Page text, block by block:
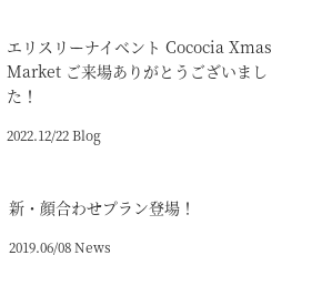
エリスリーナイベント Cococia Xmas
Market ご来場ありがとうございまし
た！
2022.12/22 Blog
新・顔合わせプラン登場！
2019.06/08 News